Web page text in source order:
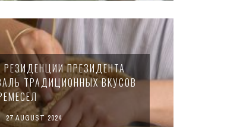
РЕЗИДЕНЦИИ ПРЕЗИДЕНТА
ТРАДИЦИОННЫХ ВКУСОВ
27 AUGUST 2024